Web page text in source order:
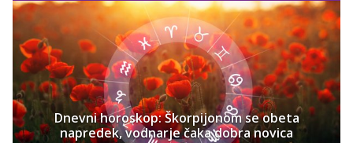
Dnevni horoskop: Škorpijonom se obeta
napredek, vodnarje čaka dobra novica